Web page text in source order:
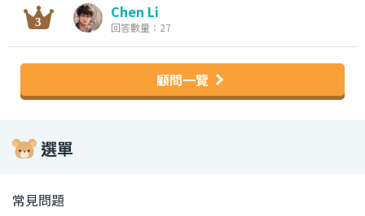
Chen Li
回答數量：27
顧問一覽
選單
常見問題